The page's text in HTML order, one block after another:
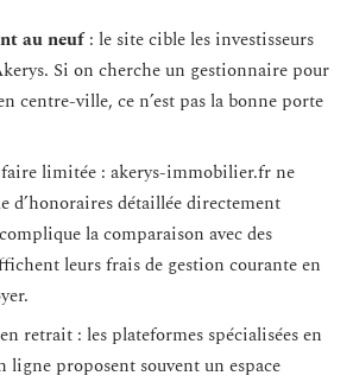
au neuf: le site cible les investisseurs
Si on cherche un gestionnaire pour
centre-ville, ce n’est pas la bonne porte
limitée : akerys-immobilier.fr ne
d’honoraires détaillée directement
la comparaison avec des
leurs frais de gestion courante en
retrait : les plateformes spécialisées en
ligne proposent souvent un espace